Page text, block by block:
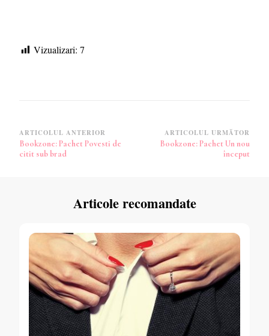
Vizualizari: 7
Navigare
în
ARTICOLUL ANTERIOR
Bookzone: Pachet Povesti de
citit sub brad
ARTICOLUL URMĂTOR
Bookzone: Pachet Un nou
început
Articole recomandate